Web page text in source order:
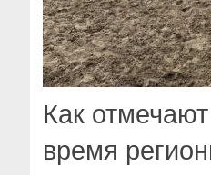
Как
время